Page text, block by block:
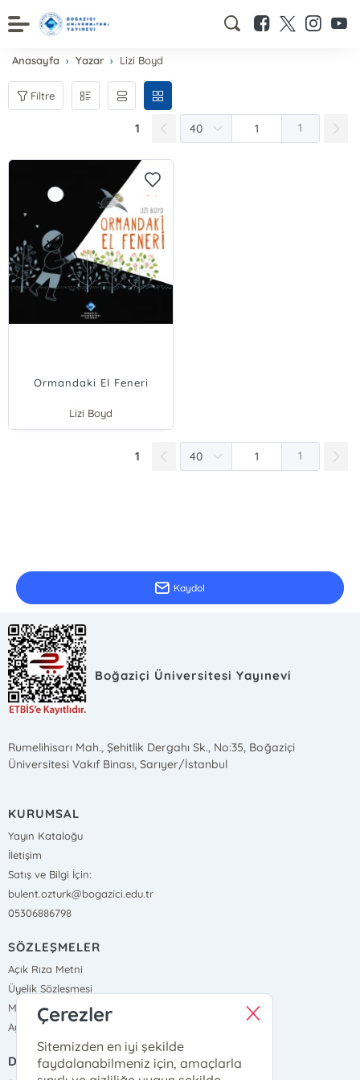
Anasayfa Yazar Lizi Boyd
Filtre
1 1
Ormandaki El Feneri
Lizi Boyd
1 1
Kaydol
Boğaziçi Üniversitesi Yayınevi
Rumelihisarı Mah., Şehitlik Dergahı Sk., No:35, Boğaziçi
Üniversitesi Vakıf Binası, Sarıyer/İstanbul
KURUMSAL
Yayın Kataloğu
İletişim
Satış ve Bilgi İçin:
bulent.ozturk@bogazici.edu.tr
05306886798
SÖZLEŞMELER
Açık Rıza Metni
Üyelik Sözleşmesi
Mesafeli Satış Sözleşmesi
Aydınlatma Metni, Gizlilik ve Çerez Politikası
DIŞ BAĞLANTILAR
Çerezler
Sitemizden en iyi şekilde
faydalanabilmeniz için, amaçlarla